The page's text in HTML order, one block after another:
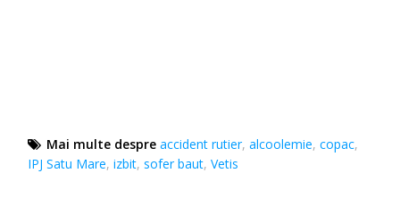
Mai multe despre accident rutier,alcoolemie,copac,
IPJ Satu Mare,izbit,sofer baut,Vetis